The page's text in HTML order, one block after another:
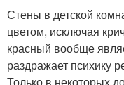
Стены в детской
цветом, исключая
красный вообще
раздражает психику